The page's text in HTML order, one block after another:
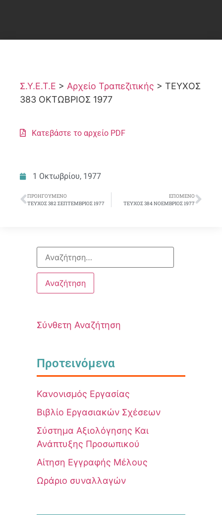
Σ.Υ.Ε.Τ.Ε > Αρχείο Τραπεζιτικής > ΤΕΥΧΟΣ
383 ΟΚΤΩΒΡΙΟΣ 1977
Κατεβάστε το αρχείο PDF
1 Οκτωβρίου, 1977
ΠΡΟΗΓΟΎΜΕΝΟ
ΤΕΥΧΟΣ 382 ΣΕΠΤΕΜΒΡΙΟΣ 1977
ΕΠΌΜΕΝΟ
ΤΕΥΧΟΣ 384 ΝΟΕΜΒΡΙΟΣ 1977
Σύνθετη Αναζήτηση
Προτεινόμενα
Κανονισμός Εργασίας
Βιβλίο Εργασιακών Σχέσεων
Σύστημα Αξιολόγησης Και
Ανάπτυξης Προσωπικού
Αίτηση Εγγραφής Μέλους
Ωράριο συναλλαγών